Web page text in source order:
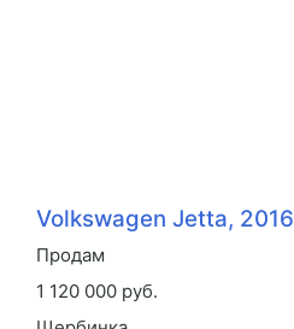
Volkswagen Jetta, 2016
Продам
1 120 000 руб.